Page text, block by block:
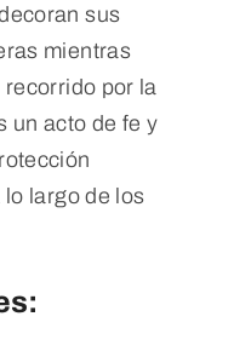
sus
mientras
por la
un acto de fe y
largo de los